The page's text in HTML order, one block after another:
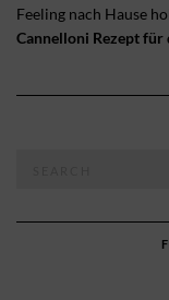
Feeling nach Hause
Cannelloni Rezept für